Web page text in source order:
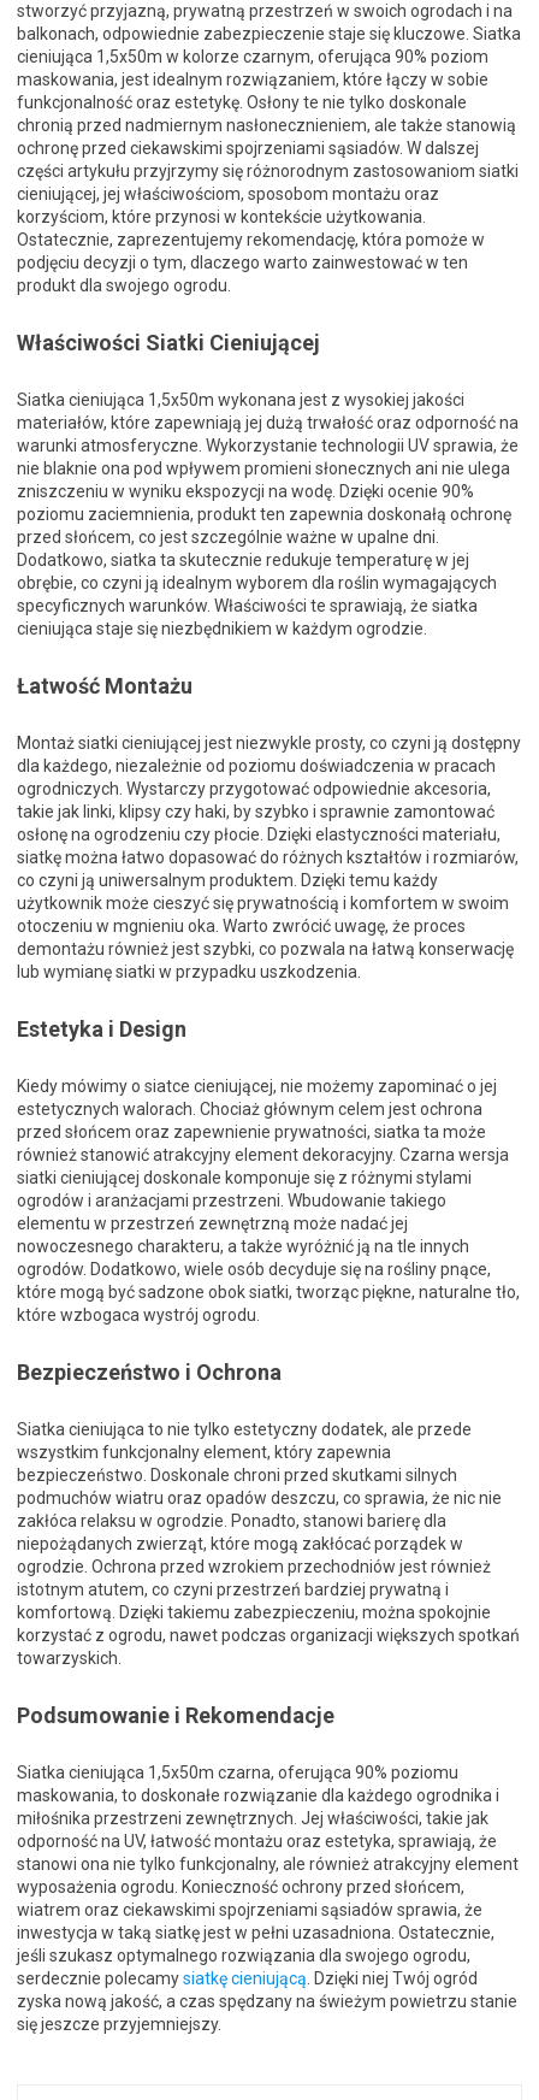
stworzyć przyjazną, prywatną przestrzeń w swoich ogrodach i na
balkonach, odpowiednie zabezpieczenie staje się kluczowe. Siatka
cieniująca 1,5x50m w kolorze czarnym, oferująca 90% poziom
maskowania, jest idealnym rozwiązaniem, które łączy w sobie
funkcjonalność oraz estetykę. Osłony te nie tylko doskonale
chronią przed nadmiernym nasłonecznieniem, ale także stanowią
ochronę przed ciekawskimi spojrzeniami sąsiadów. W dalszej
części artykułu przyjrzymy się różnorodnym zastosowaniom siatki
cieniującej, jej właściwościom, sposobom montażu oraz
korzyściom, które przynosi w kontekście użytkowania.
Ostatecznie, zaprezentujemy rekomendację, która pomoże w
podjęciu decyzji o tym, dlaczego warto zainwestować w ten
produkt dla swojego ogrodu.
Właściwości Siatki Cieniującej
Siatka cieniująca 1,5x50m wykonana jest z wysokiej jakości
materiałów, które zapewniają jej dużą trwałość oraz odporność na
warunki atmosferyczne. Wykorzystanie technologii UV sprawia, że
nie blaknie ona pod wpływem promieni słonecznych ani nie ulega
zniszczeniu w wyniku ekspozycji na wodę. Dzięki ocenie 90%
poziomu zaciemnienia, produkt ten zapewnia doskonałą ochronę
przed słońcem, co jest szczególnie ważne w upalne dni.
Dodatkowo, siatka ta skutecznie redukuje temperaturę w jej
obrębie, co czyni ją idealnym wyborem dla roślin wymagających
specyficznych warunków. Właściwości te sprawiają, że siatka
cieniująca staje się niezbędnikiem w każdym ogrodzie.
Łatwość Montażu
Montaż siatki cieniującej jest niezwykle prosty, co czyni ją dostępny
dla każdego, niezależnie od poziomu doświadczenia w pracach
ogrodniczych. Wystarczy przygotować odpowiednie akcesoria,
takie jak linki, klipsy czy haki, by szybko i sprawnie zamontować
osłonę na ogrodzeniu czy płocie. Dzięki elastyczności materiału,
siatkę można łatwo dopasować do różnych kształtów i rozmiarów,
co czyni ją uniwersalnym produktem. Dzięki temu każdy
użytkownik może cieszyć się prywatnością i komfortem w swoim
otoczeniu w mgnieniu oka. Warto zwrócić uwagę, że proces
demontażu również jest szybki, co pozwala na łatwą konserwację
lub wymianę siatki w przypadku uszkodzenia.
Estetyka i Design
Kiedy mówimy o siatce cieniującej, nie możemy zapominać o jej
estetycznych walorach. Chociaż głównym celem jest ochrona
przed słońcem oraz zapewnienie prywatności, siatka ta może
również stanowić atrakcyjny element dekoracyjny. Czarna wersja
siatki cieniującej doskonale komponuje się z różnymi stylami
ogrodów i aranżacjami przestrzeni. Wbudowanie takiego
elementu w przestrzeń zewnętrzną może nadać jej
nowoczesnego charakteru, a także wyróżnić ją na tle innych
ogrodów. Dodatkowo, wiele osób decyduje się na rośliny pnące,
które mogą być sadzone obok siatki, tworząc piękne, naturalne tło,
które wzbogaca wystrój ogrodu.
Bezpieczeństwo i Ochrona
Siatka cieniująca to nie tylko estetyczny dodatek, ale przede
wszystkim funkcjonalny element, który zapewnia
bezpieczeństwo. Doskonale chroni przed skutkami silnych
podmuchów wiatru oraz opadów deszczu, co sprawia, że nic nie
zakłóca relaksu w ogrodzie. Ponadto, stanowi barierę dla
niepożądanych zwierząt, które mogą zakłócać porządek w
ogrodzie. Ochrona przed wzrokiem przechodniów jest również
istotnym atutem, co czyni przestrzeń bardziej prywatną i
komfortową. Dzięki takiemu zabezpieczeniu, można spokojnie
korzystać z ogrodu, nawet podczas organizacji większych spotkań
towarzyskich.
Podsumowanie i Rekomendacje
Siatka cieniująca 1,5x50m czarna, oferująca 90% poziomu
maskowania, to doskonałe rozwiązanie dla każdego ogrodnika i
miłośnika przestrzeni zewnętrznych. Jej właściwości, takie jak
odporność na UV, łatwość montażu oraz estetyka, sprawiają, że
stanowi ona nie tylko funkcjonalny, ale również atrakcyjny element
wyposażenia ogrodu. Konieczność ochrony przed słońcem,
wiatrem oraz ciekawskimi spojrzeniami sąsiadów sprawia, że
inwestycja w taką siatkę jest w pełni uzasadniona. Ostatecznie,
jeśli szukasz optymalnego rozwiązania dla swojego ogrodu,
serdecznie polecamysiatkę cieniującą . Dzięki niej Twój ogród
zyska nową jakość, a czas spędzany na świeżym powietrzu stanie
się jeszcze przyjemniejszy.